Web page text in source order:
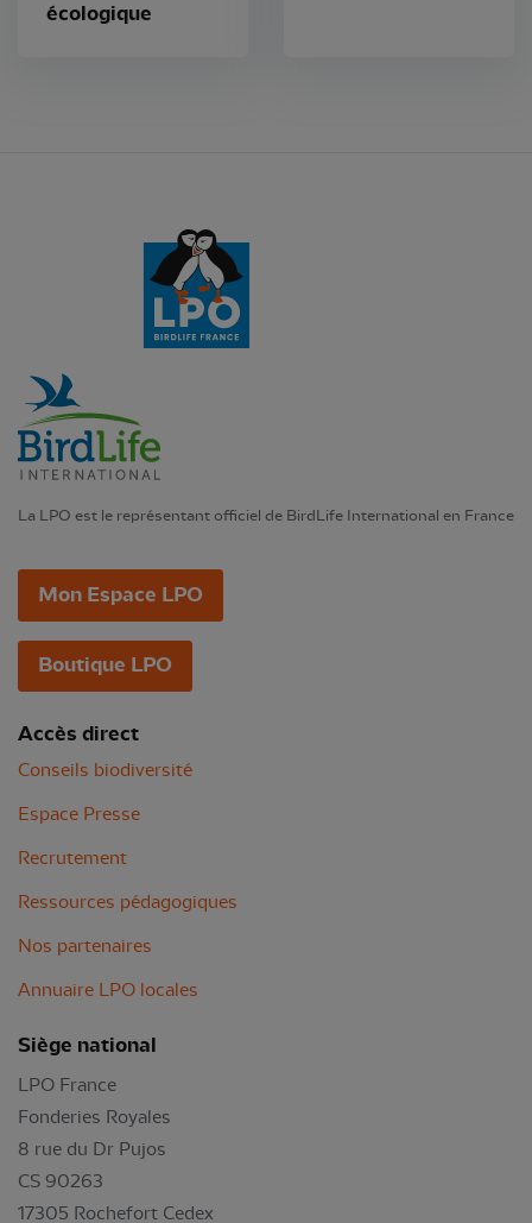
écologique
La LPO est le représentant officiel de BirdLife International en France
Mon Espace LPO
Boutique LPO
Accès direct
Conseils biodiversité
Espace Presse
Recrutement
Ressources pédagogiques
Nos partenaires
Annuaire LPO locales
Siège national
LPO France
Fonderies Royales
8 rue du Dr Pujos
CS 90263
17305 Rochefort Cedex